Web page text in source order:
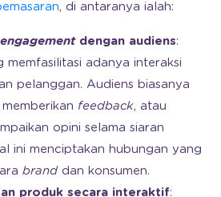
, di antaranya ialah:
engagementdengan audiens:
memfasilitasi adanya interaksi
pelanggan. Audiens biasanya
feedback, atau
opini selama siaran
ini menciptakan hubungan yang
brand dan konsumen.
produk secara interaktif: